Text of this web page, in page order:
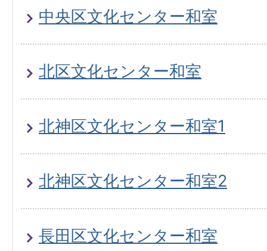
中央区文化センター和室
北区文化センター和室
北神区文化センター和室1
北神区文化センター和室2
長田区文化センター和室